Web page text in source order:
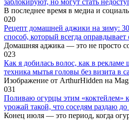
В последнее время в медиа и
020
Рецепт домашней аджики на зиму:
способ, который всегда
Домашняя аджика — это не просто
023
Как я добилась волос, как в рекламе
техника мытья головы без визита в
Изображение от ArthurHidden на
031
Поливаю огурцы этим «коктейлем»
урожай такой, что соседям раздаю до
Конец июля — это период, когда